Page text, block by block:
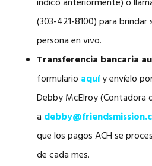
(303-421-8100) para
persona en vivo.
Transferencia bancaria
formulario aquíy envíelo
Debby McElroy (Contadora
a
que los pagos ACH se
de cada mes.